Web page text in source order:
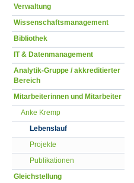
Verwaltung
Wissenschaftsmanagement
Bibliothek
IT & Datenmanagement
Analytik-Gruppe / akkreditierter
Bereich
Mitarbeiterinnen und Mitarbeiter
Anke Kremp
Lebenslauf
Projekte
Publikationen
Gleichstellung